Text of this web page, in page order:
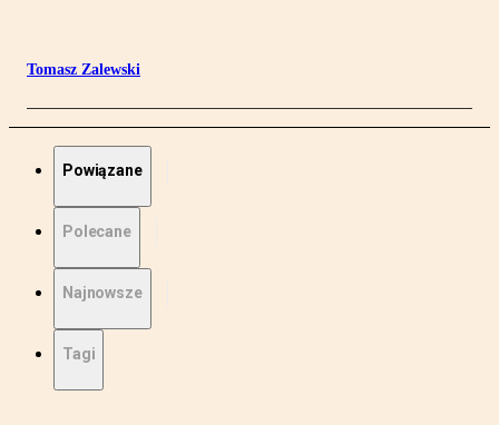
Tomasz Zalewski
Powiązane
Polecane
Najnowsze
Tagi